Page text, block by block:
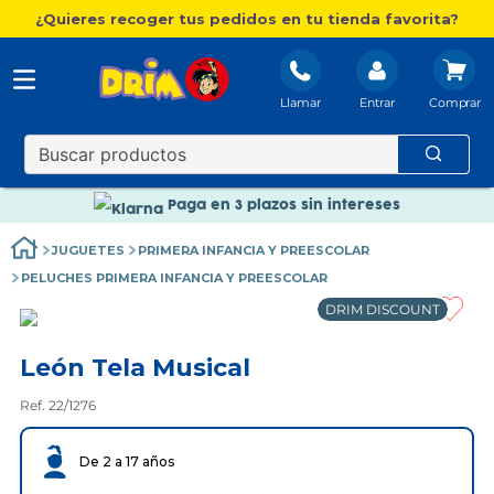
¿Quieres recoger tus pedidos en tu tienda favorita?
Llamar Entrar
Nuevo catálogo Aire Libre
Envío gratis. A partir de 60€(excepto Baleares)
Paga en 3 plazos sin intereses
Paga en 3 plazos sin intereses
JUGUETES
PRIMERA INFANCIA Y PREESCOLAR
PELUCHES PRIMERA INFANCIA Y PREESCOLAR
DRIM DISCOUNT
León Tela Musical
Ref. 22/1276
De 2 a 17 años